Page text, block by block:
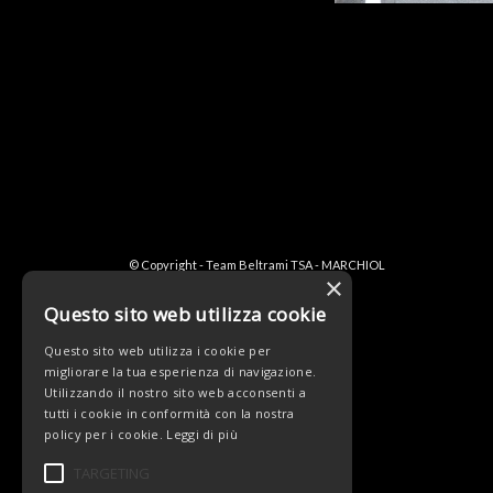
© Copyright - Team Beltrami TSA - MARCHIOL
×
Questo sito web utilizza cookie
Questo sito web utilizza i cookie per
migliorare la tua esperienza di navigazione.
Utilizzando il nostro sito web acconsenti a
tutti i cookie in conformità con la nostra
policy per i cookie. Leggi di più
TARGETING